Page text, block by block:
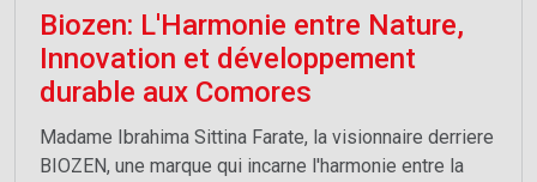
Biozen: L'Harmonie entre Nature,
Innovation et développement
durable aux Comores
Madame Ibrahima Sittina Farate, la visionnaire derriere
BIOZEN, une marque qui incarne l'harmonie entre la